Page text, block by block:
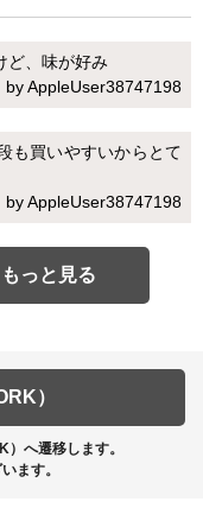
ど、味が好み
by AppleUser38747198
も買いやすいからとて
by AppleUser38747198
もっと見る
）
へ遷移します。
ます。